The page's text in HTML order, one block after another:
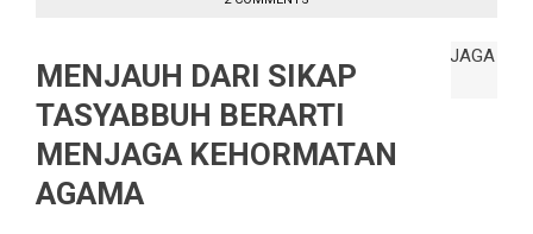
MENJAUH DARI SIKAP
TASYABBUH BERARTI
MENJAGA KEHORMATAN
AGAMA